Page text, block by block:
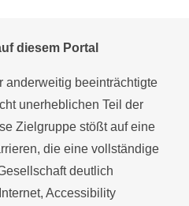
diesem Portal
anderweitig beeinträchtigte
unerheblichen Teil der
Zielgruppe stößt auf eine
die eine vollständige
deutlich
Accessibility